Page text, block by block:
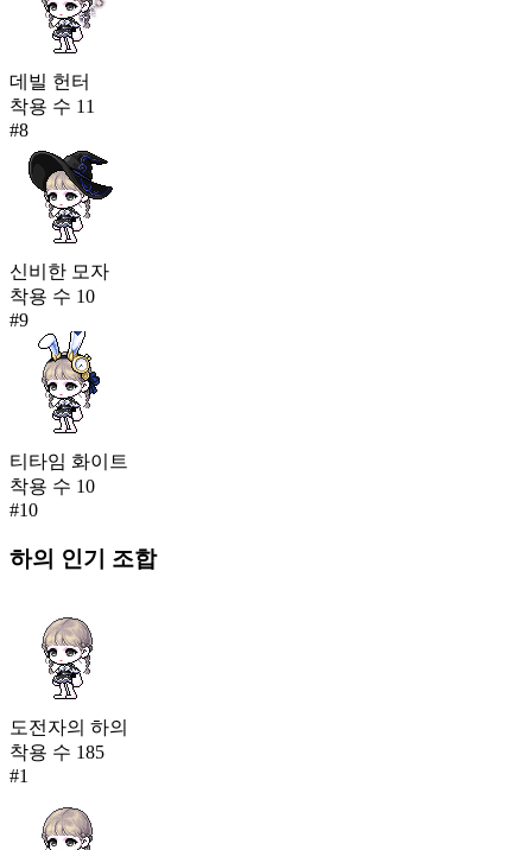
데빌 헌터
착용 수 11
#8
신비한 모자
착용 수 10
#9
티타임 화이트
착용 수 10
#10
하의 인기 조합
도전자의 하의
착용 수 185
#1